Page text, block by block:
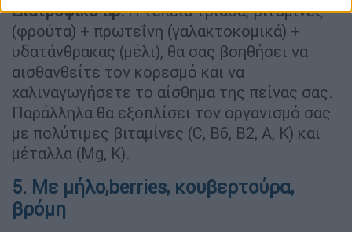
∆ιατροφικό tip:Η τέλεια τριάδα, βιταμίνες
(φρούτα) + πρωτεΐνη (γαλακτοκομικά) +
υδατάνθρακας (μέλι), θα σας βοηθήσει να
αισθανθείτε τον κορεσμό και να
χαλιναγωγήσετε το αίσθημα της πείνας σας.
Παράλληλα θα εξοπλίσει τον οργανισμό σας
με πολύτιμες βιταμίνες (C, B6, B2, A, K) και
μέταλλα (Mg, K).
5. Με μήλο,berries, κουβερτούρα,
βρόμη